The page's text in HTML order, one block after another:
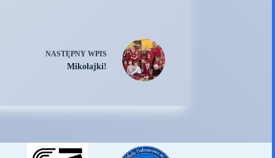
NASTĘPNY WPIS
Mikołajki!